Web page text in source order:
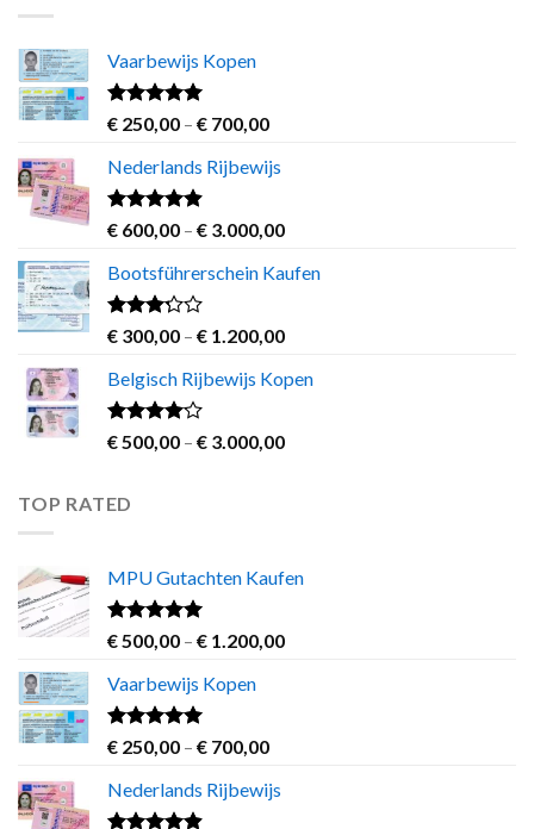
Vaarbewijs Kopen
Rated4.63
out of 5
€ 250,00 – € 700,00Price
€ 250,00
€ 700,00
Nederlands Rijbewijs
Rated4.60
out of 5
€ 600,00 – € 3.000,00Price
€ 600,00
€ 3.000,00
Bootsführerschein Kaufen
Rated
out of
5
€ 300,00 – € 1.200,00Price
€ 300,00
€ 1.200,00
Belgisch Rijbewijs Kopen
Rated
out
€500,00 – € 3.000,00Price
TOP RATED
MPU Gutachten Kaufen
Rated5.00
out of 5
€500,00 – € 1.200,00Price
Vaarbewijs Kopen
Rated4.63
out of 5
€ 250,00 – € 700,00Price
€ 250,00
Nederlands Rijbewijs